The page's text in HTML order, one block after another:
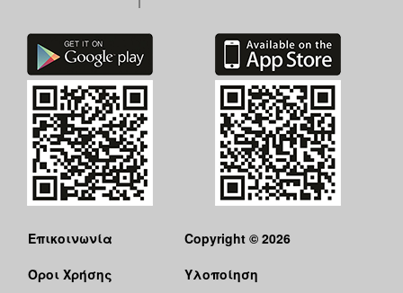
Επικοινωνία
Όροι Χρήσης
Copyright © 2026
Υλοποίηση